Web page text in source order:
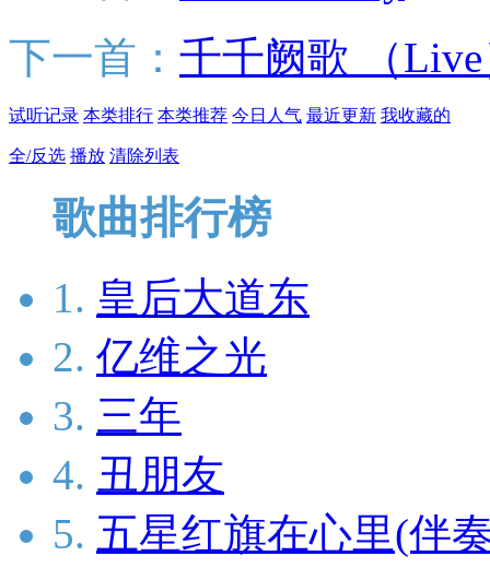
下一首： 千千阙歌 （
试听记录 本类排行 本类推荐 今日人气 最近更新 我收藏的
全/反选 播放 清除列表
歌曲排行榜
1. 皇后大道东
2. 亿维之光
3. 三年
4. 丑朋友
5. 五星红旗在心里(伴